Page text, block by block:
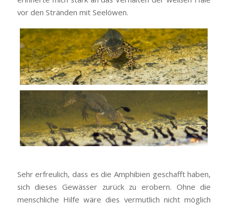
vor den Stränden mit Seelöwen.
Sehr erfreulich, dass es die Amphibien geschafft haben,
sich dieses Gewässer zurück zu erobern. Ohne die
menschliche Hilfe wäre dies vermutlich nicht möglich